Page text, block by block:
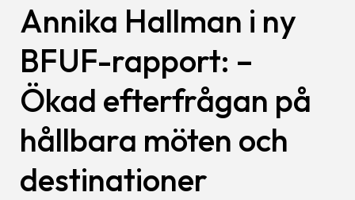
Annika Hallman i ny
BFUF-rapport: –
Ökad efterfrågan på
hållbara möten och
destinationer